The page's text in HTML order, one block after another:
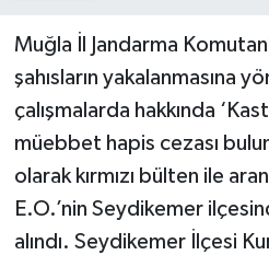
Muğla İl Jandarma
şahısların yakalanmasına
çalışmalarda hakkında
müebbet hapis cezası
olarak kırmızı bülten ile
E.O.’nin Seydikemer
alındı. Seydikemer İlçesi